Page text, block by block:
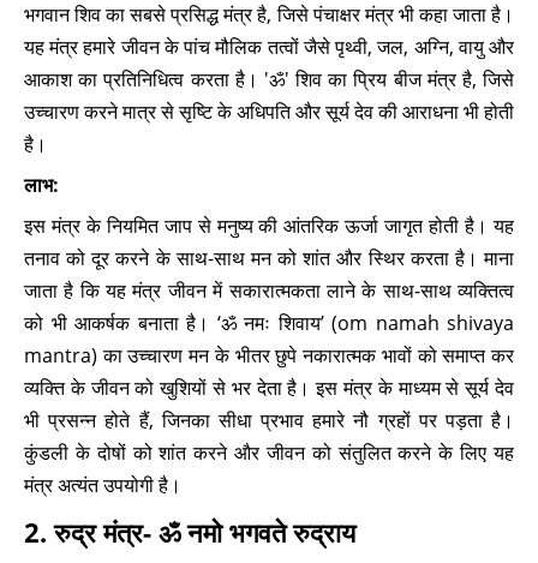
भगवान शिव का सबसे प्रसिद्ध मंत्र है, जिसे पंचाक्षर मंत्र भी कहा जाता है।
यह मंत्र हमारे जीवन के पांच मौलिक तत्वों जैसे पृथ्वी, जल, अग्नि, वायु और
आकाश का प्रतिनिधित्व करता है। 'ॐ' शिव का प्रिय बीज मंत्र है, जिसे
उच्चारण करने मात्र से सृष्टि के अधिपति और सूर्य देव की आराधना भी होती
है।
लाभ:
इस मंत्र के नियमित जाप से मनुष्य की आंतरिक ऊर्जा जागृत होती है। यह
तनाव को दूर करने के साथ-साथ मन को शांत और स्थिर करता है। माना
जाता है कि यह मंत्र जीवन में सकारात्मकता लाने के साथ-साथ व्यक्तित्व
को भी आकर्षक बनाता है। ‘ॐ नमः शिवाय’ (om namah shivaya
mantra) का उच्चारण मन के भीतर छुपे नकारात्मक भावों को समाप्त कर
व्यक्ति के जीवन को खुशियों से भर देता है। इस मंत्र के माध्यम से सूर्य देव
भी प्रसन्न होते हैं, जिनका सीधा प्रभाव हमारे नौ ग्रहों पर पड़ता है।
कुंडली के दोषों को शांत करने और जीवन को संतुलित करने के लिए यह
मंत्र अत्यंत उपयोगी है।
2. रुद्र मंत्र- ॐ नमो भगवते रुद्राय